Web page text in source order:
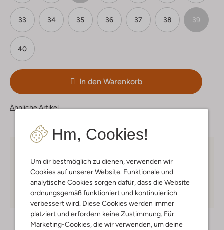
Hm, Cookies!
Um dir bestmöglich zu dienen, verwenden wir
Cookies auf unserer Website. Funktionale und
analytische Cookies sorgen dafür, dass die Website
ordnungsgemäß funktioniert und kontinuierlich
verbessert wird. Diese Cookies werden immer
platziert und erfordern keine Zustimmung. Für
Marketing-Cookies, die wir verwenden, um deine
33 34 35 36 37 38 39
40
In den Warenkorb
Ähnliche Artikel
Mitglieder in Deutschland
Kauf auf Rechnung 30 TagenRückgaberecht